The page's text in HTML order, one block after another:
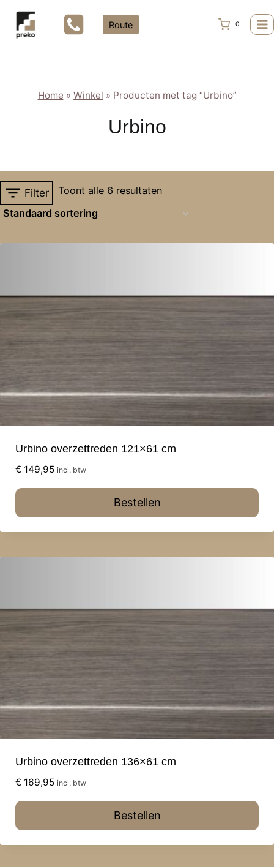
naar
inhoud
Route 0
Home » Winkel » Producten met tag “Urbino”
Urbino
Filter Toont alle 6 resultaten
Urbino overzettreden 121×61 cm
€ 149,95 incl. btw
Bestellen
Urbino overzettreden 136×61 cm
€ 169,95 incl. btw
Bestellen